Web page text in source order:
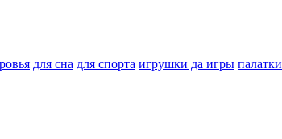
для сна для спорта игрушки да игры палатки